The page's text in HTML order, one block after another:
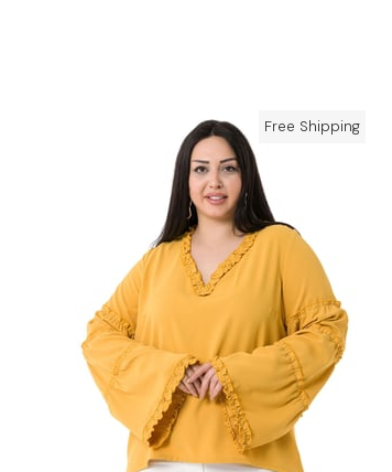
Free Shipping